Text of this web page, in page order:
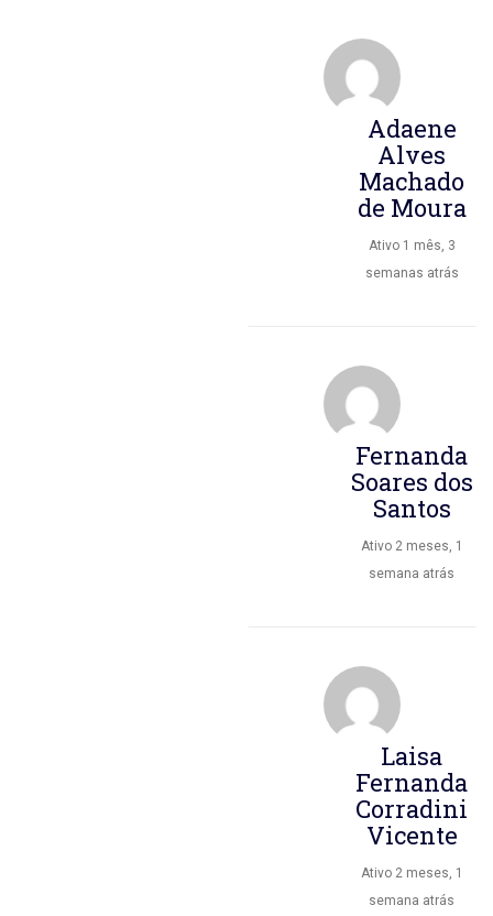
Adaene
Alves
Machado
de Moura
Ativo 1 mês, 3
semanas atrás
Fernanda
Soares dos
Santos
Ativo 2 meses, 1
semana atrás
Laisa
Fernanda
Corradini
Vicente
Ativo 2 meses, 1
semana atrás